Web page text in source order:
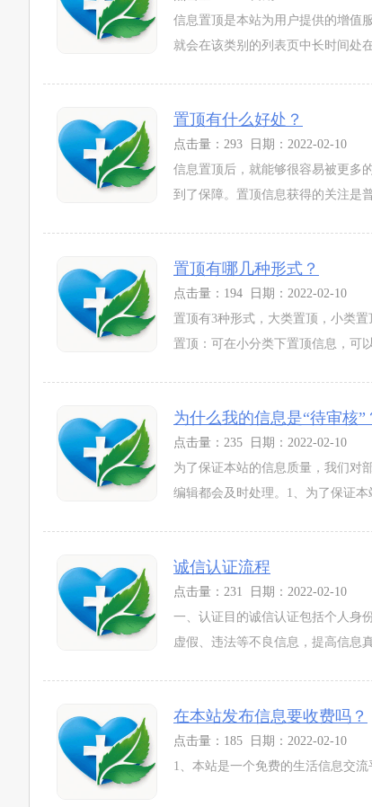
信息置顶是本站为用户提供的增值
就会在该类别的列表页中长时间处
置顶有什么好处？
点击量：293 日期：2022-02-10
信息置顶后，就能够很容易被更多
到了保障。置顶信息获得的关注是
置顶有哪几种形式？
点击量：194 日期：2022-02-10
置顶有3种形式，大类置顶，小类
置顶：可在小分类下置顶信息，可
为什么我的信息是“待审核”
点击量：235 日期：2022-02-10
为了保证本站的信息质量，我们对
编辑都会及时处理。1、为了保证
诚信认证流程
点击量：231 日期：2022-02-10
一、认证目的诚信认证包括个人身
虚假、违法等不良信息，提高信息
在本站发布信息要收费吗？
点击量：185 日期：2022-02-10
1、本站是一个免费的生活信息交